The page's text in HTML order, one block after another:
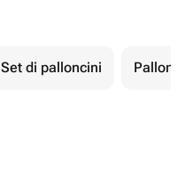
Set di palloncini